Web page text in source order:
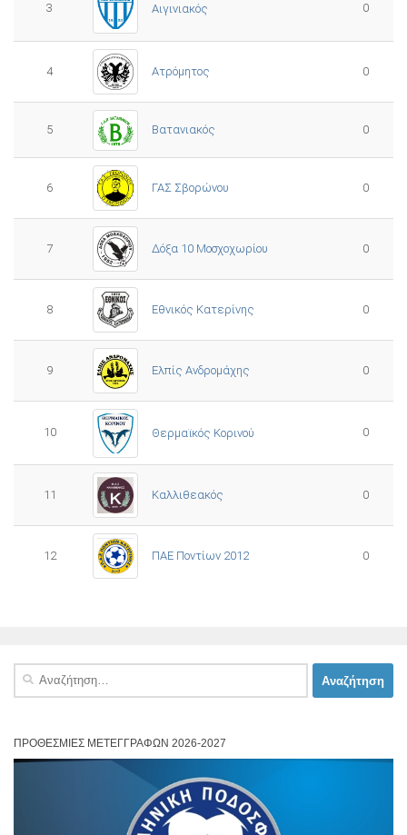
3 Αιγινιακός 0
4 Ατρόμητος 0
5 Βατανιακός 0
6 ΓΑΣ Σβορώνου 0
7 Δόξα 10 Μοσχοχωρίου 0
8 Εθνικός Κατερίνης 0
9 Ελπίς Ανδρομάχης 0
10 Θερμαϊκός Κορινού 0
11 Καλλιθεακός 0
12 ΠΑΕ Ποντίων 2012 0
Αναζήτηση
ΠΡΟΘΕΣΜΊΕΣ ΜΕΤΕΓΓΡΑΦΏΝ 2026-2027